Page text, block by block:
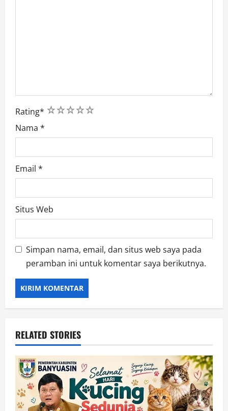
Rating* 5
4
3
2
1
Nama *
Email *
Situs Web
Simpan nama, email, dan situs web saya pada
peramban ini untuk komentar saya berikutnya.
RELATED STORIES